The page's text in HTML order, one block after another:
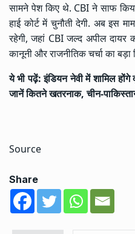
सामने पेश किए थे. CBI ने साफ
हाई कोर्ट में चुनौती देगी. अब इस
रहेगी, जहां CBI जल्द अपील दायर
कानूनी और राजनीतिक चर्चा का बड़ा
ये भी पढ़ें:इंडियन नेवी में शामिल
जानें कितने खतरनाक, चीन-
Source
Share